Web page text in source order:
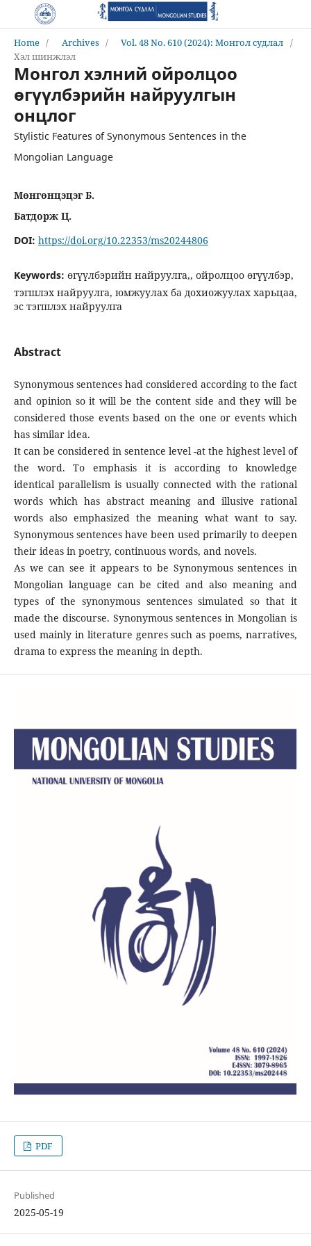
Home / Archives / Vol. 48 No. 610 (2024): Монгол судлал /
Хэл шинжлэл
Монгол хэлний ойролцоо
өгүүлбэрийн найруулгын
онцлог
Stylistic Features of Synonymous Sentences in the
Mongolian Language
Мөнгөнцэцэг Б.
Батдорж Ц.
DOI: https://doi.org/10.22353/ms20244806
Keywords: өгүүлбэрийн найруулга,, ойролцоо өгүүлбэр,
тэгшлэх найруулга, юмжуулах ба дохиожуулах харьцаа,
эс тэгшлэх найруулга
Abstract
Synonymous sentences had considered according to the fact
and opinion so it will be the content side and they will be
considered those events based on the one or events which
has similar idea.
It can be considered in sentence level -at the highest level of
the word. To emphasis it is according to knowledge
identical parallelism is usually connected with the rational
words which has abstract meaning and illusive rational
words also emphasized the meaning what want to say.
Synonymous sentences have been used primarily to deepen
their ideas in poetry, continuous words, and novels.
As we can see it appears to be Synonymous sentences in
Mongolian language can be cited and also meaning and
types of the synonymous sentences simulated so that it
made the discourse. Synonymous sentences in Mongolian is
used mainly in literature genres such as poems, narratives,
drama to express the meaning in depth.
PDF
Published
2025-05-19